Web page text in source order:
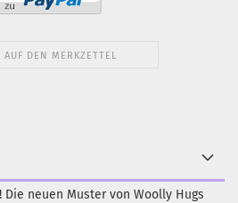
AUF DEN MERKZETTEL
neuen Muster von Woolly Hugs